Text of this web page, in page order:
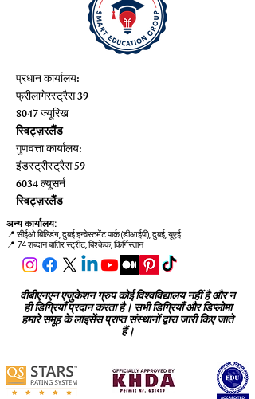
प्रधान कार्यालय:
फ्रीलागेरस्ट्रैस 39
8047 ज्यूरिख
स्विट्ज़रलैंड
गुणवत्ता कार्यालय:
इंडस्ट्रीस्ट्रैस 59
6034 ल्यूसर्न
स्विट्ज़रलैंड
अन्य कार्यालय:
📍 सीईओ बिल्डिंग, दुबई इन्वेस्टमेंट पार्क (डीआईपी), दुबई, यूएई
📍 74 शब्दान बातिर स्ट्रीट, बिश्केक, किर्गिस्तान
वीबीएनएन एजुकेशन ग्रुप कोई विश्वविद्यालय नहीं है और न
ही डिग्रियाँ प्रदान करता है। सभी डिग्रियाँ और डिप्लोमा
हमारे समूह के लाइसेंस प्राप्त संस्थानों द्वारा जारी किए जाते
हैं।